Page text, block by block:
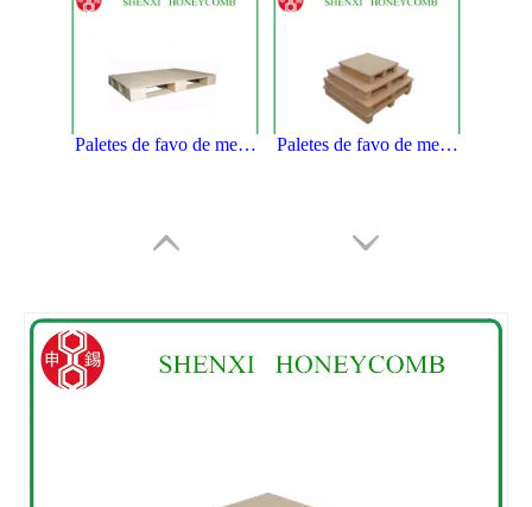
Paletes de favo de mel de papel para transporte Paletes de favo de mel de papel para o carregamento de mercadorias